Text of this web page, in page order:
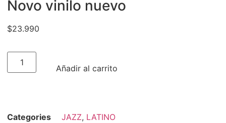
Novo vinilo nuevo
$23.990
Añadir al carrito
Categories JAZZ, LATINO